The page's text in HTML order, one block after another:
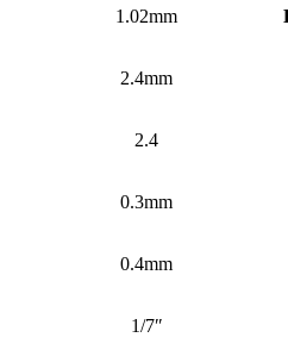
1.02mm
2.4mm
2.4
0.3mm
0.4mm
1/7″